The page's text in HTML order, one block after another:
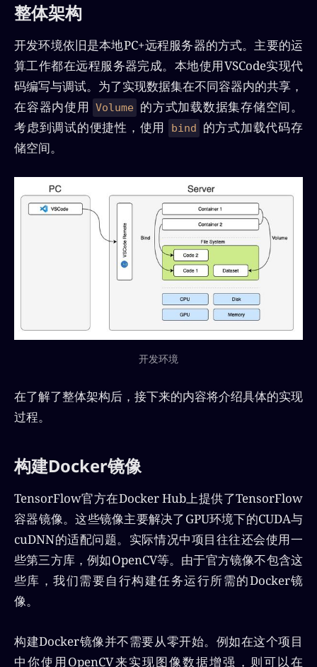
整体架构
开发环境依旧是本地PC+远程服务器的方式。主要的运
算工作都在远程服务器完成。本地使用VSCode实现代
码编写与调试。为了实现数据集在不同容器内的共享，
在容器内使用 Volume 的方式加载数据集存储空间。
考虑到调试的便捷性，使用
bind
的方式加载代码存
储空间。
开发环境
在了解了整体架构后，接下来的内容将介绍具体的实现
过程。
构建Docker镜像
TensorFlow官方在Docker Hub上提供了TensorFlow
容器镜像。这些镜像主要解决了GPU环境下的CUDA与
cuDNN的适配问题。实际情况中项目往往还会使用一
些第三方库，例如OpenCV等。由于官方镜像不包含这
些库，我们需要自行构建任务运行所需的Docker镜
像。
构建Docker镜像并不需要从零开始。例如在这个项目
中你使用OpenCV来实现图像数据增强，则可以在